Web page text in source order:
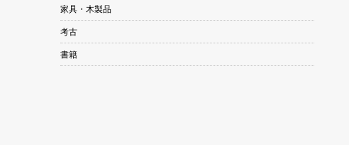
家具・木製品
考古
書籍